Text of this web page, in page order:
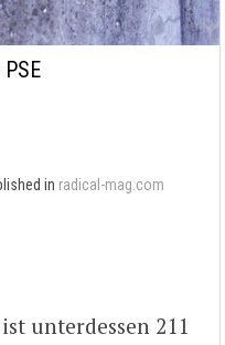
PSE
in radical-mag.com
unterdessen 211